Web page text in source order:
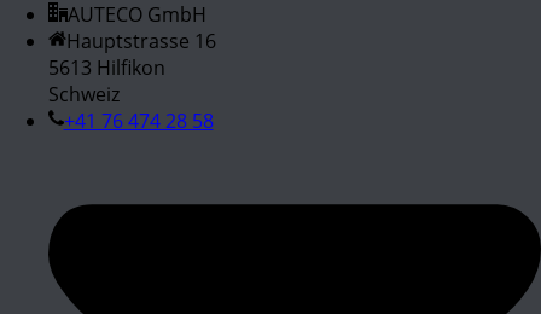
AUTECO GmbH
Hauptstrasse 16
5613 Hilfikon
Schweiz
+41 76 474 28 58